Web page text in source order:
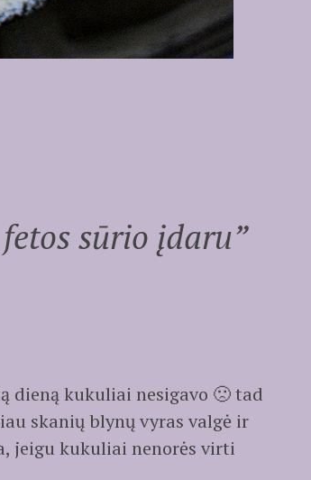
sūrio įdaru”
dieną kukuliai nesigavo 🙁 tad
skanių blynų vyras valgė ir
jeigu kukuliai nenorės virti